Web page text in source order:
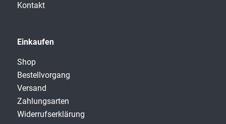
Kontakt
Einkaufen
Shop
Bestellvorgang
Versand
Zahlungsarten
Widerrufserklärung